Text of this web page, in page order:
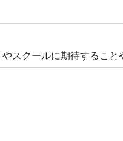
スクールに期待するこ